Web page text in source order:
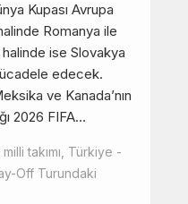
Kupası Avrupa
Romanya ile
ise Slovakya
edecek.
ve Kanada’nın
2026 FIFA…
takımı Türkiye -
Off Turundaki